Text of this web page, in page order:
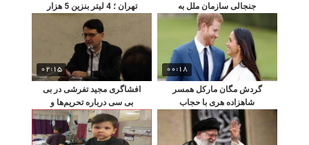
جنجالی سازمان ملل به
توهین ترامپ
تهران ؛ 4 لیتر بنزین 5 هزار
تومان !
00:18
گردش مگان مارکل همسر
شاهزاده هری با حجاب
اسلامی
02:15
افشاگری مجید تفرشی در بی
بی سی درباره تحریم‌ها و
علت عدم ملاقات اوباما
-روحانی